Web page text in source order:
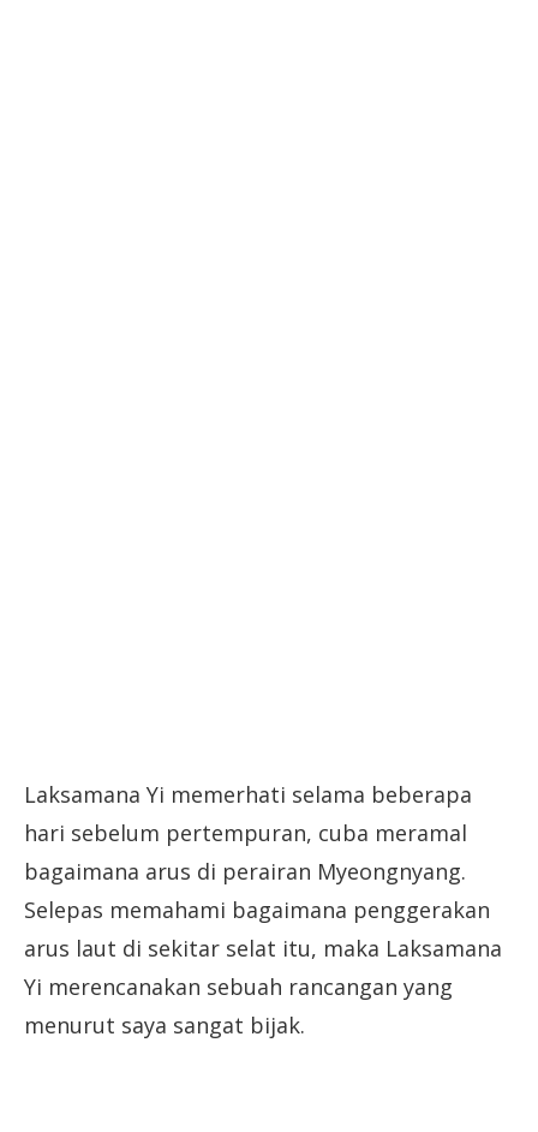
Laksamana Yi memerhati selama beberapa
hari sebelum pertempuran, cuba meramal
bagaimana arus di perairan Myeongnyang.
Selepas memahami bagaimana penggerakan
arus laut di sekitar selat itu, maka Laksamana
Yi merencanakan sebuah rancangan yang
menurut saya sangat bijak.